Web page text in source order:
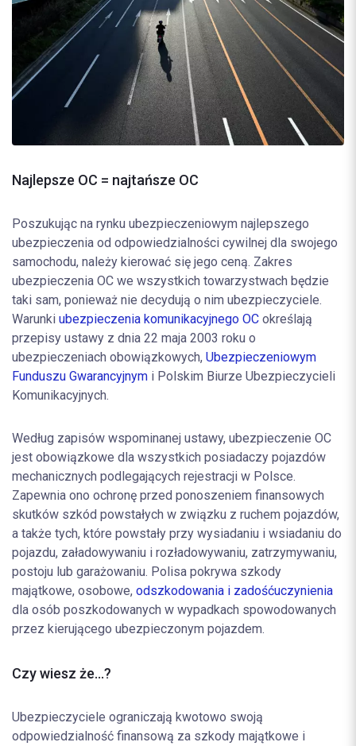
Najlepsze OC = najtańsze OC
Poszukując na rynku ubezpieczeniowym najlepszego
ubezpieczenia od odpowiedzialności cywilnej dla swojego
samochodu, należy kierować się jego ceną. Zakres
ubezpieczenia OC we wszystkich towarzystwach będzie
taki sam, ponieważ nie decydują o nim ubezpieczyciele.
Warunki ubezpieczenia komunikacyjnego OC określają
przepisy ustawy z dnia 22 maja 2003 roku o
ubezpieczeniach obowiązkowych, Ubezpieczeniowym
Funduszu Gwarancyjnym i Polskim Biurze Ubezpieczycieli
Komunikacyjnych.
Według zapisów wspominanej ustawy, ubezpieczenie OC
jest obowiązkowe dla wszystkich posiadaczy pojazdów
mechanicznych podlegających rejestracji w Polsce.
Zapewnia ono ochronę przed ponoszeniem finansowych
skutków szkód powstałych w związku z ruchem pojazdów,
a także tych, które powstały przy wysiadaniu i wsiadaniu do
pojazdu, załadowywaniu i rozładowywaniu, zatrzymywaniu,
postoju lub garażowaniu. Polisa pokrywa szkody
majątkowe, osobowe, odszkodowania i zadośćuczynienia
dla osób poszkodowanych w wypadkach spowodowanych
przez kierującego ubezpieczonym pojazdem.
Czy wiesz że...?
Ubezpieczyciele ograniczają kwotowo swoją
odpowiedzialność finansową za szkody majątkowe i